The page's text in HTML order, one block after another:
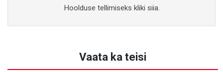
Hoolduse tellimiseks kliki siia.
Vaata ka teisi